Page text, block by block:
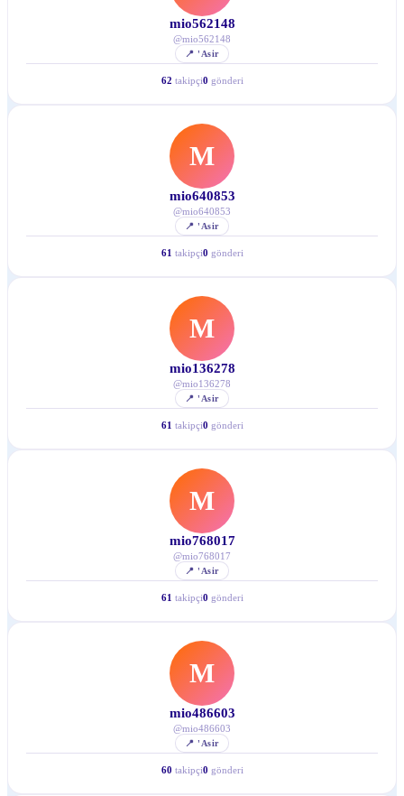
mio562148
@mio562148
📍'Asir
62 takipçi0 gönderi
M
mio640853
@mio640853
📍'Asir
61 takipçi0 gönderi
M
mio136278
@mio136278
📍'Asir
61 takipçi0 gönderi
M
mio768017
@mio768017
📍'Asir
61 takipçi0 gönderi
M
mio486603
@mio486603
📍'Asir
60 takipçi0 gönderi